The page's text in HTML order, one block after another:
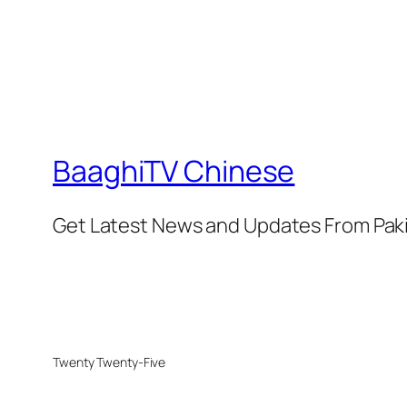
BaaghiTV Chinese
Get Latest News and Updates From
Twenty Twenty-Five